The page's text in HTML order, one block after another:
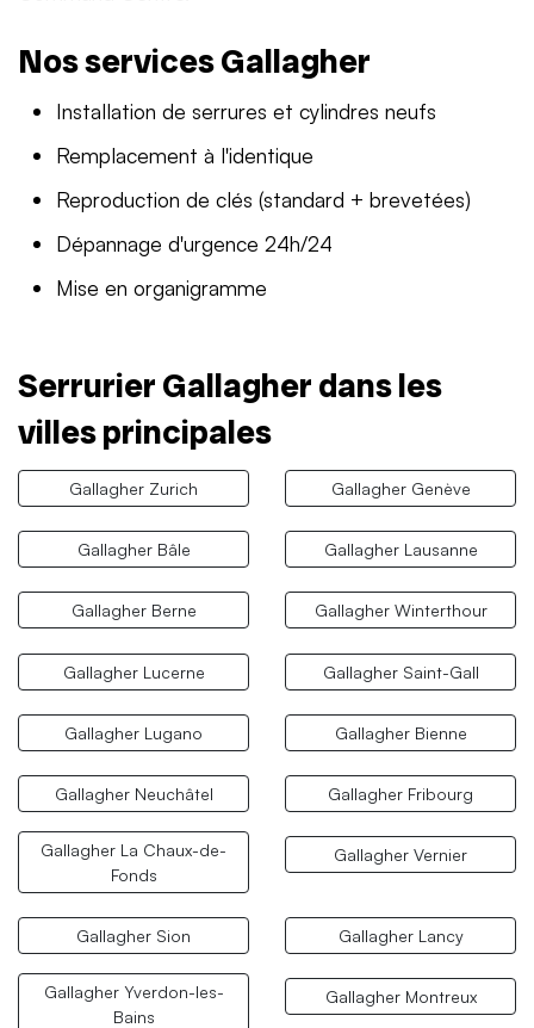
Nos services Gallagher
Installation de serrures et cylindres neufs
Remplacement à l'identique
Reproduction de clés (standard + brevetées)
Dépannage d'urgence 24h/24
Mise en organigramme
Serrurier Gallagher dans les
villes principales
Gallagher Zurich Gallagher Genève
Gallagher Bâle Gallagher Lausanne
Gallagher Berne Gallagher Winterthour
Gallagher Lucerne Gallagher Saint-Gall
Gallagher Lugano Gallagher Bienne
Gallagher Neuchâtel Gallagher Fribourg
Gallagher La Chaux-de-
Fonds
Gallagher Vernier
Gallagher Sion Gallagher Lancy
Gallagher Yverdon-les-
Bains
Gallagher Montreux